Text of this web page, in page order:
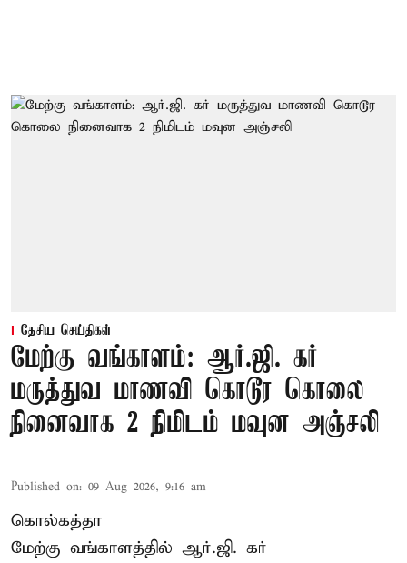
தேசிய செய்திகள்
மேற்கு வங்காளம்: ஆர்.ஜி. கர்
மருத்துவ மாணவி கொடூர கொலை
நினைவாக 2 நிமிடம் மவுன அஞ்சலி
Published on: 09 Aug 2026, 9:16 am
கொல்கத்தா
மேற்கு வங்காளத்தில் ஆர்.ஜி. கர்